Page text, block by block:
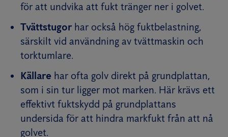
för att undvika att fukt tränger ner i golvet.
Tvättstugor har också hög fuktbelastning,
särskilt vid användning av tvättmaskin och
torktumlare.
Källare har ofta golv direkt på grundplattan,
som i sin tur ligger mot marken. Här krävs ett
effektivt fuktskydd på grundplattans
undersida för att hindra markfukt från att nå
golvet.